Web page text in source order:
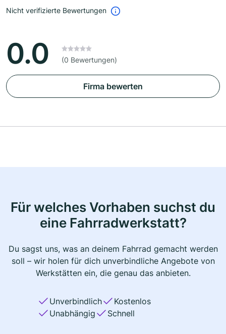
Nicht verifizierte Bewertungen
0.0 (0 Bewertungen)
Firma bewerten
Für welches Vorhaben suchst du
eine Fahrradwerkstatt?
Du sagst uns, was an deinem Fahrrad gemacht werden
soll – wir holen für dich unverbindliche Angebote von
Werkstätten ein, die genau das anbieten.
Unverbindlich
Kostenlos
Unabhängig
Schnell